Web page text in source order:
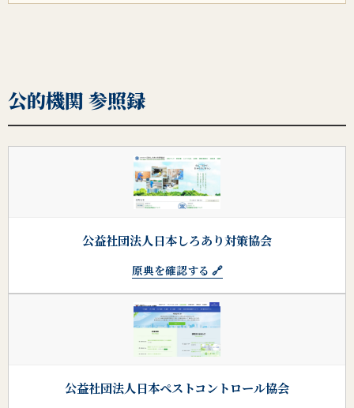
公的機関 参照録
公益社団法人日本しろあり対策協会
原典を確認する 🔗
公益社団法人日本ペストコントロール協会